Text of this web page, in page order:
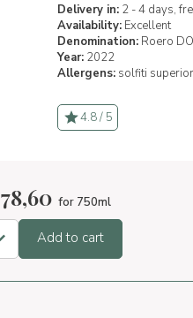
Delivery in: 2 - 4 days,
Availability: Excellent
Denomination: Roero
Year: 2022
Allergens: solfiti
4.8 / 5
78,60 for 750ml
Add to cart